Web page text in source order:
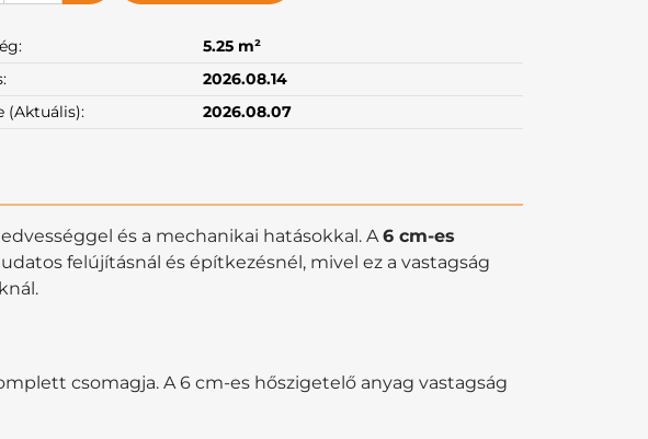
5.25 m²
2026.08.14
(Aktuális):
2026.08.07
és a mechanikai hatásokkal. A 6 cm-es
felújításnál és építkezésnél, mivel ez a vastagság
csomagja. A 6 cm-es hőszigetelő anyag vastagság